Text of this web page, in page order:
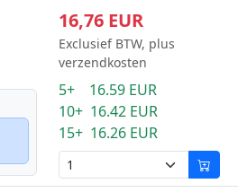
16,76 EUR
Exclusief BTW, plus
verzendkosten
5+ 16.59 EUR
10+ 16.42 EUR
15+ 16.26 EUR